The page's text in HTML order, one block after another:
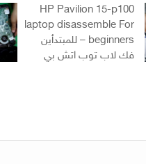
HP Pavilion 15-p100
laptop disassemble For
beginners – للمبتدأين
فك لاب توب اتش بي